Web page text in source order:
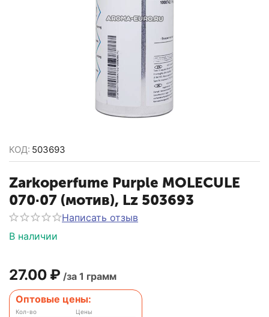
КОД: 503693
Zarkoperfume Purple MOLECULE
070·07 (мотив), Lz 503693
Написать отзыв
В наличии
27.00 ₽ /за 1 грамм
Оптовые цены:
Кол-во Цены